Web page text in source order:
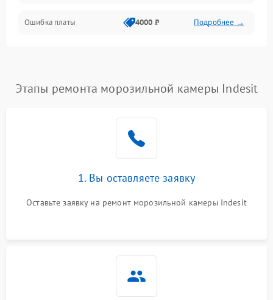
Ошибка платы 4000 ₽ Подробнее →
Этапы ремонта морозильной камеры Indesit
1. Вы оставляете заявку
Оставьте заявку на ремонт морозильной камеры Indesit